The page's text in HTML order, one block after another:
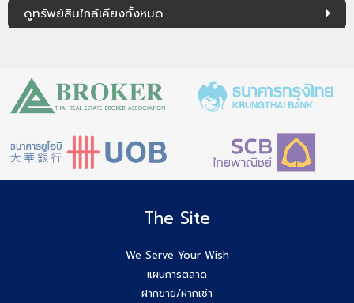
ดูทรัพย์สินใกล้เคียงทั้งหมด
The Site
We Serve Your Wish
แผนการตลาด
ฝากขาย/ฝากเช่า